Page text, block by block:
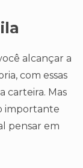
alcançar a
com essas
carteira. Mas
importante
pensar em